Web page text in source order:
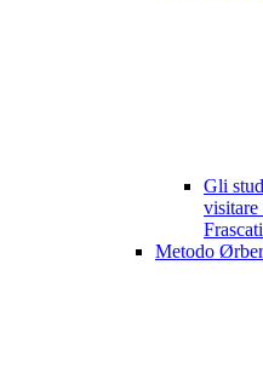
Gli
Frascati
Metodo